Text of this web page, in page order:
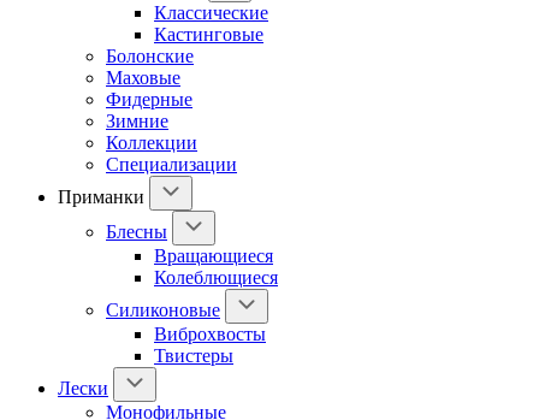
Классические
Кастинговые
Болонские
Маховые
Фидерные
Зимние
Коллекции
Специализации
Приманки
Блесны
Вращающиеся
Колеблющиеся
Силиконовые
Виброхвосты
Твистеры
Лески
Монофильные